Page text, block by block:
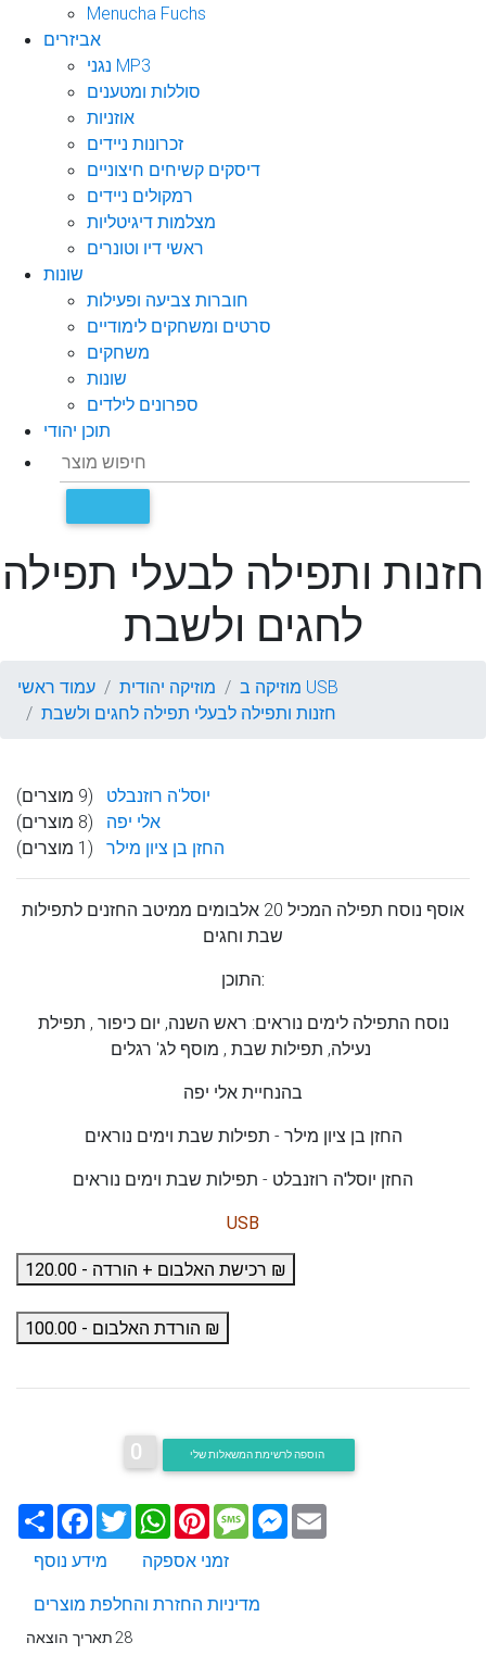
Menucha Fuchs
אביזרים
נגני MP3
סוללות ומטענים
אוזניות
זכרונות ניידים
דיסקים קשיחים חיצוניים
רמקולים ניידים
מצלמות דיגיטליות
ראשי דיו וטונרים
שונות
חוברות צביעה ופעילות
סרטים ומשחקים לימודיים
משחקים
שונות
ספרונים לילדים
תוכן יהודי
חזנות ותפילה לבעלי תפילה
לחגים ולשבת
עמוד ראשי מוזיקה יהודית
מוזיקה ב USB
חזנות ותפילה לבעלי תפילה לחגים ולשבת
יוסל'ה רוזנבלט (9 מוצרים)
אלי יפה (8 מוצרים)
החזן בן ציון מילר (1 מוצרים)
אוסף נוסח תפילה המכיל 20 אלבומים ממיטב החזנים לתפילות
שבת וחגים
התוכן:
נוסח התפילה לימים נוראים: ראש השנה, יום כיפור , תפילת
בהנחיית אלי יפה
החזן בן ציון מילר - תפילות שבת וימים נוראים
החזן יוסל'ה רוזנבלט - תפילות שבת וימים נוראים
USB
רכישת האלבום + הורדה - 120.00 ₪
הורדת האלבום - 100.00 ₪
0
שתף Facebook
TwitterWhatsApp
PinterestMessageMessenger
מידע נוסף
זמני אספקה
מדיניות החזרת והחלפת מוצרים
תאריך הוצאה28